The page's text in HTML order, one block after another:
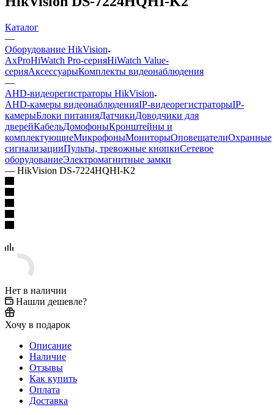
Каталог
—
Оборудование HikVision
AxProHiWatch Pro-серияHiWatch Value-
серияАксессуарыКомплекты видеонаблюдения
—
AHD-видеорегистраторы HikVision
AHD-камеры видеонаблюденияIP-видеорегистраторыIP-
камерыБлоки питанияДатчикиДоводчики для
дверейКабельДомофоныКронштейны и
комплектующиеМикрофоныМониторыОповещателиОхранные
сигнализацииПульты, тревожные кнопкиСетевое
оборудованиеЭлектромагнитные замки
— HikVision DS-7224HQHI-K2
Нет в наличии
Нашли дешевле?
Хочу в подарок
Описание
Наличие
Отзывы
Как купить
Оплата
Доставка